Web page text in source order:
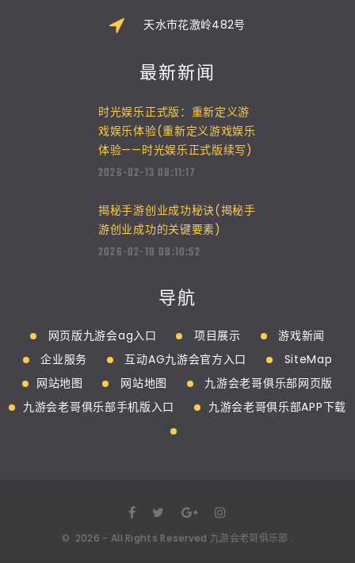
天水市花激岭482号
最新新闻
时光娱乐正式版：重新定义游
戏娱乐体验(重新定义游戏娱乐
体验——时光娱乐正式版续写)
2026-02-13 08:11:17
揭秘手游创业成功秘诀(揭秘手
游创业成功的关键要素)
2026-02-10 08:10:52
导航
网页版九游会ag入口 项目展示
游戏新闻
企业服务
互动AG九游会官方入口
SiteMap
网站地图
网站地图
九游会老哥俱乐部网页版
九游会老哥俱乐部手机版入口
九游会老哥俱乐部APP下载
© 2026 - All Rights Reserved 九游会老哥俱乐部 .